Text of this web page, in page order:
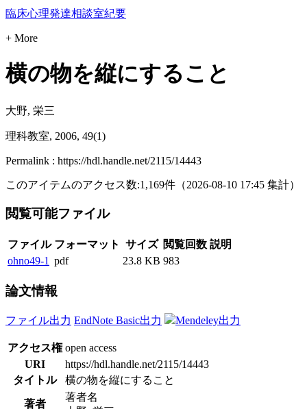
臨床心理発達相談室紀要
+ More
横の物を縦にすること
大野, 栄三
理科教室, 2006, 49(1)
Permalink : https://hdl.handle.net/2115/14443
このアイテムのアクセス数:1,169件 （2026-08-10 17:45 集計）
閲覧可能ファイル
ファイル フォーマット サイズ 閲覧回数 説明
ohno49-1 pdf 23.8 KB 983
論文情報
ファイル出力 EndNote Basic出力 Mendeley出力
アクセス権 open access
URI
https://hdl.handle.net/2115/14443
タイトル
横の物を縦にすること
著者
著者名